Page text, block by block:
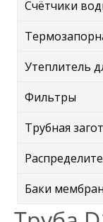
Счётчики
Утеплитель
Фильтры
Трубная
Баки